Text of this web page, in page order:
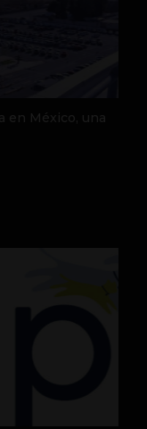
en México, una